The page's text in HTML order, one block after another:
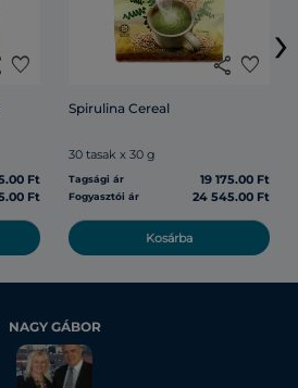
favorite
Ft
Ft
share favorite
Spirulina Cereal
30 tasak x 30 g
Tagsági ár 19 175.00 Ft
Fogyasztói ár 24 545.00 Ft
Kosárba
›
NAGY GÁBOR